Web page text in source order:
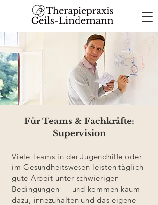
Viele Teams in der Jugendhilfe oder
im Gesundheitswesen leisten täglich
gute Arbeit unter schwierigen
Bedingungen — und kommen kaum
dazu, innezuhalten und das eigene
Für Teams & Fachkräfte:
Supervision